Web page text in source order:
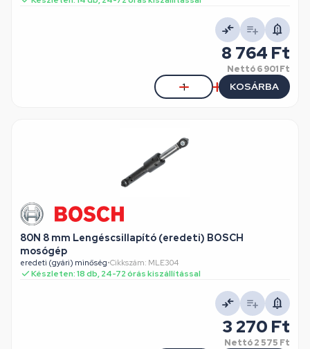
8 764 Ft
Nettó6 901 Ft
KOSÁRBA
80N 8 mm Lengéscsillapító (eredeti) BOSCH
mosógép
eredeti (gyári) minőség•Cikkszám: MLE304
Készleten: 18 db, 24-72 órás kiszállítással
3 270 Ft
Nettó2 575 Ft